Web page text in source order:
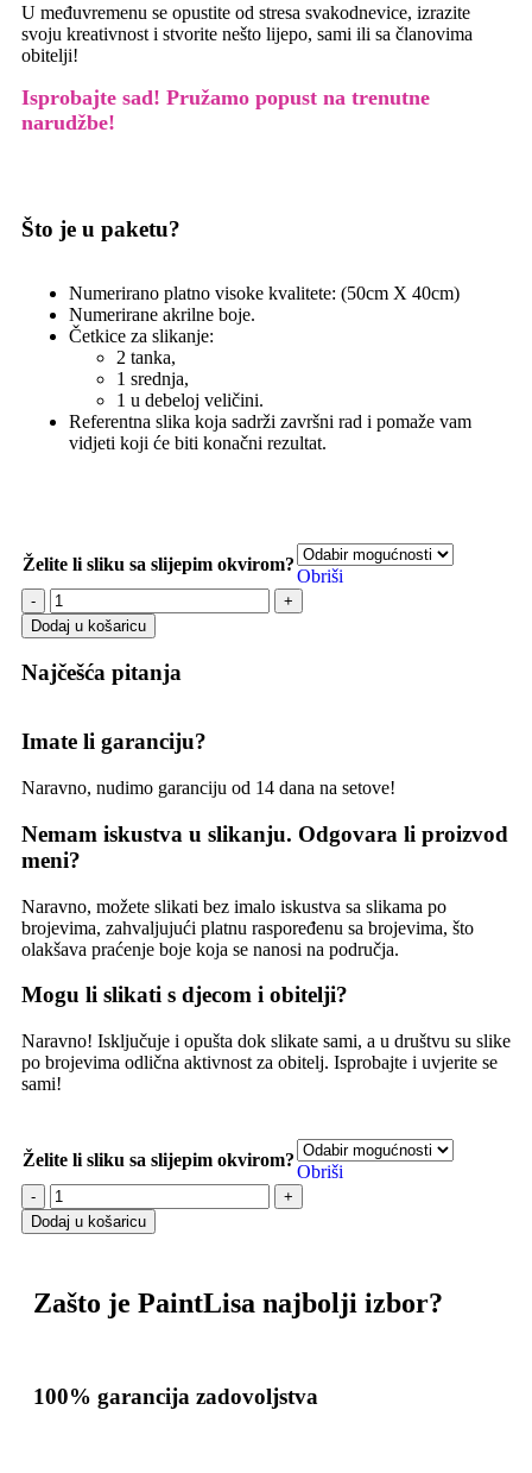
U međuvremenu se opustite od stresa svakodnevice, izrazite
svoju kreativnost i stvorite nešto lijepo, sami ili sa članovima
obitelji!
Isprobajte sad! Pružamo popust na trenutne
narudžbe!
Što je u paketu?
Numerirano platno visoke kvalitete: (50cm X 40cm)
Numerirane akrilne boje.
Četkice za slikanje:
2 tanka,
1 srednja,
1 u debeloj veličini.
Referentna slika koja sadrži završni rad i pomaže vam
vidjeti koji će biti konačni rezultat.
Želite li sliku sa slijepim okvirom?
Obriši
Dodaj u košaricu
Najčešća pitanja
Imate li garanciju?
Naravno, nudimo garanciju od 14 dana na setove!
Nemam iskustva u slikanju. Odgovara li proizvod
meni?
Naravno, možete slikati bez imalo iskustva sa slikama po
brojevima, zahvaljujući platnu raspoređenu sa brojevima, što
olakšava praćenje boje koja se nanosi na područja.
Mogu li slikati s djecom i obitelji?
Naravno! Isključuje i opušta dok slikate sami, a u društvu su slike
po brojevima odlična aktivnost za obitelj. Isprobajte i uvjerite se
sami!
Želite li sliku sa slijepim okvirom?
Obriši
Dodaj u košaricu
Zašto je PaintLisa najbolji izbor?
100% garancija zadovoljstva